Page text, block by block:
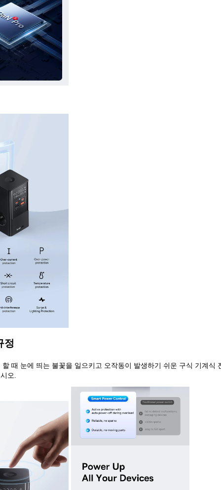
정
할 때 눈에 띄는 불꽃을 일으키고 오작동이 발생하기 쉬운 구식 기계식
오.